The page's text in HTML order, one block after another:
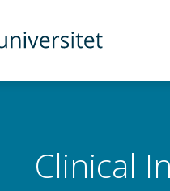
Clinical